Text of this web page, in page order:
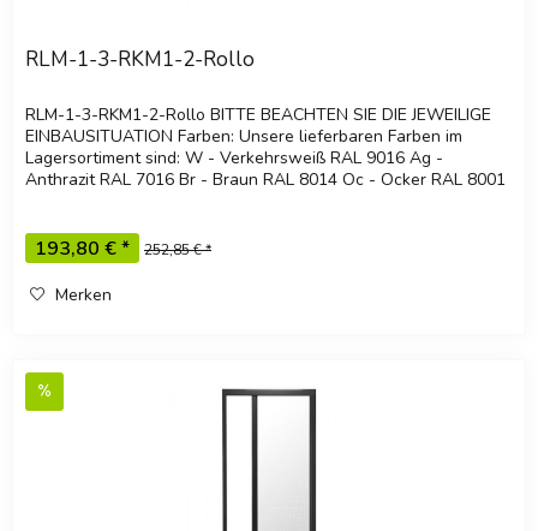
RLM-1-3-RKM1-2-Rollo
RLM-1-3-RKM1-2-Rollo BITTE BEACHTEN SIE DIE JEWEILIGE
EINBAUSITUATION Farben: Unsere lieferbaren Farben im
Lagersortiment sind: W - Verkehrsweiß RAL 9016 Ag -
Anthrazit RAL 7016 Br - Braun RAL 8014 Oc - Ocker RAL 8001
193,80 € * 252,85 € *
Merken